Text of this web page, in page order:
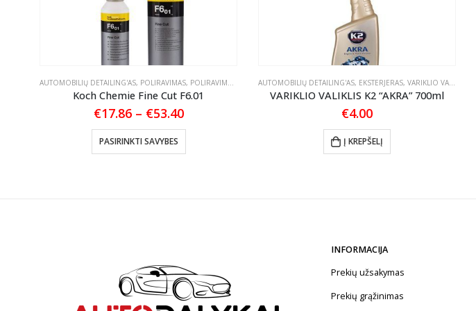
AUTOMOBILIŲ DETAILING'AS, POLIRAVIMAS, POLIRAVIMO PASTOS
Koch Chemie Fine Cut F6.01
€17.86 – €53.40Price
range:
through
PASIRINKTI SAVYBES
This product has multiple variants. The options may be chosen on the product page
AUTOMOBILIŲ DETAILING'AS, EKSTERJERAS, VARIKLIO VALIKLIAI
VARIKLIO VALIKLIS K2 “AKRA” 700ml
€4.00
Į KREPŠELĮ
INFORMACIJA
Prekių užsakymas
Prekių grąžinimas